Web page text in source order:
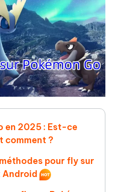
en 2025 : Est-ce
comment ?
pour fly sur
Android